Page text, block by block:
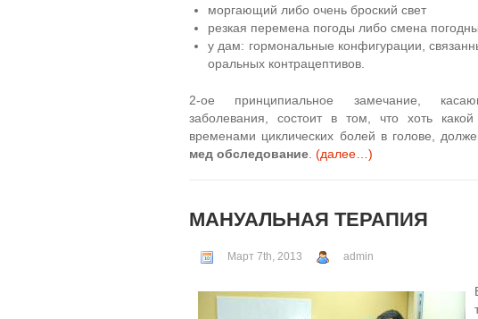
моргающий либо очень броский свет
резкая перемена погоды либо смена
у дам: гормональные конфигурации,
оральных контрацептивов.
2-ое принципиальное замечание,
заболевания, состоит в том, что хоть
временами циклических болей в голове,
мед обследование (далее…)
МАНУАЛЬНАЯ ТЕРАПИЯ
Март 7th, 2013 admin